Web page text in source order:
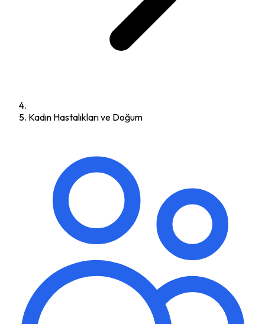
Kadın Hastalıkları ve Doğum